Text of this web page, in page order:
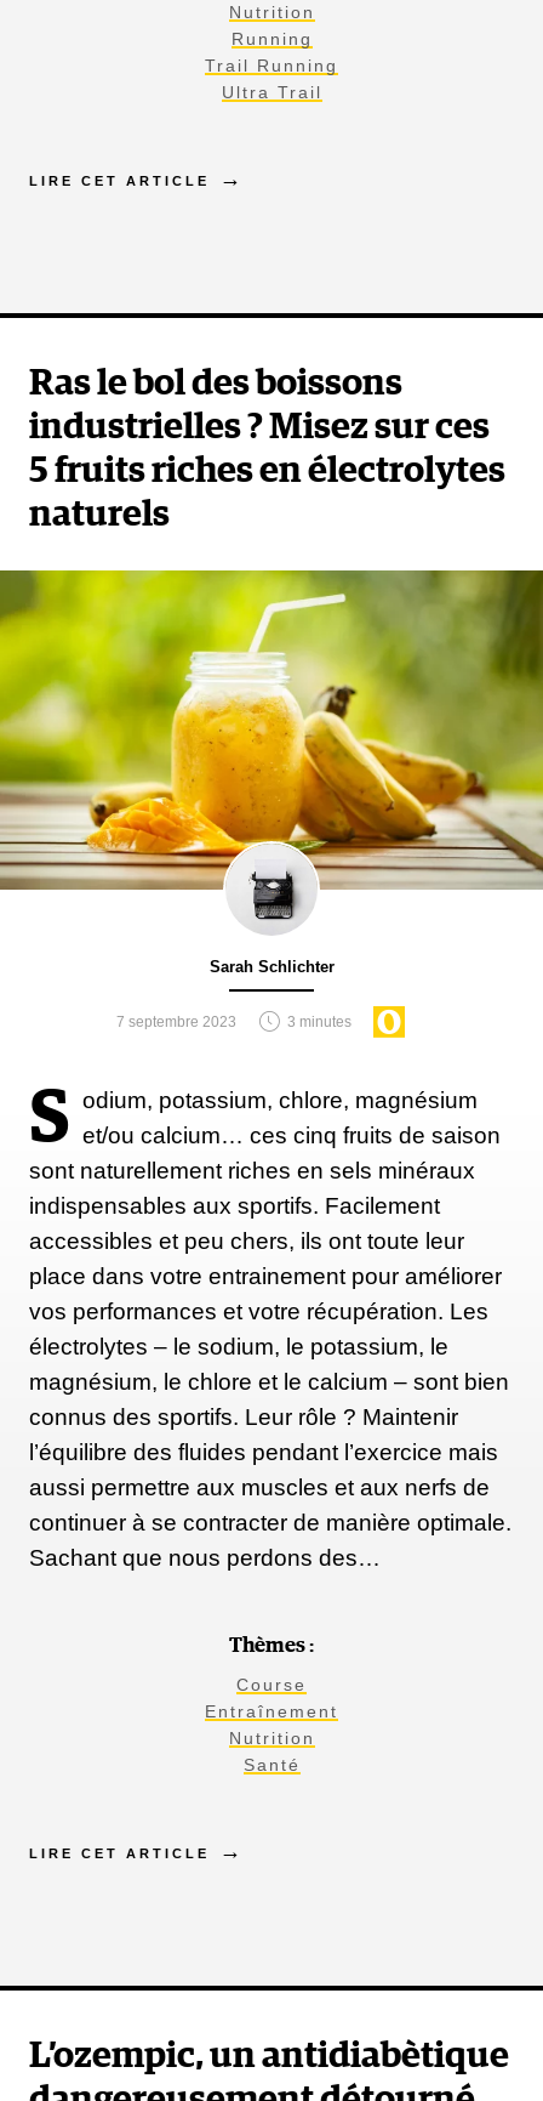
Nutrition
Running
Trail Running
Ultra Trail
LIRE CET ARTICLE
Ras le bol des boissons
industrielles ? Misez sur ces
5 fruits riches en électrolytes
naturels
Sarah Schlichter
7 septembre 2023 3 minutes
S odium, potassium, chlore, magnésium
et/ou calcium… ces cinq fruits de saison
sont naturellement riches en sels minéraux
indispensables aux sportifs. Facilement
accessibles et peu chers, ils ont toute leur
place dans votre entrainement pour améliorer
vos performances et votre récupération. Les
électrolytes – le sodium, le potassium, le
magnésium, le chlore et le calcium – sont bien
connus des sportifs. Leur rôle ? Maintenir
l’équilibre des fluides pendant l’exercice mais
aussi permettre aux muscles et aux nerfs de
continuer à se contracter de manière optimale.
Sachant que nous perdons des…
Thèmes :
Course
Entraînement
Nutrition
Santé
LIRE CET ARTICLE
L’ozempic, un antidiabètique